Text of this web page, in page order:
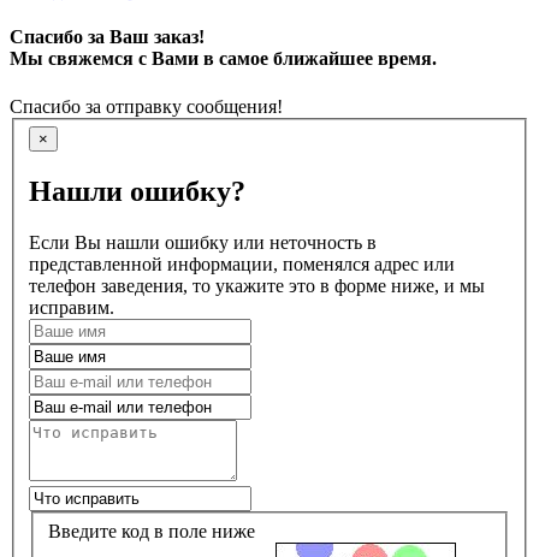
Спасибо за Ваш заказ!
Мы свяжемся с Вами в самое ближайшее время.
Спасибо за отправку сообщения!
×
Нашли ошибку?
Если Вы нашли ошибку или неточность в
представленной информации, поменялся адрес или
телефон заведения, то укажите это в форме ниже, и мы
исправим.
Введите код в поле ниже